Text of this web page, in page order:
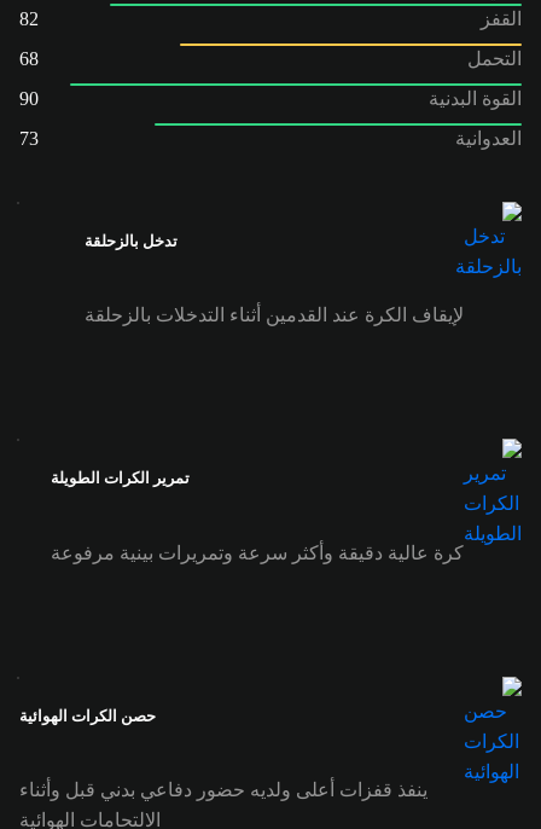
القفز
82
التحمل
68
القوة البدنية
90
العدوانية
73
تدخل بالزحلقة
لإيقاف الكرة عند القدمين أثناء التدخلات بالزحلقة
تمرير الكرات الطويلة
كرة عالية دقيقة وأكثر سرعة وتمريرات بينية مرفوعة
حصن الكرات الهوائية
ينفذ قفزات أعلى ولديه حضور دفاعي بدني قبل وأثناء
الالتحامات الهوائية